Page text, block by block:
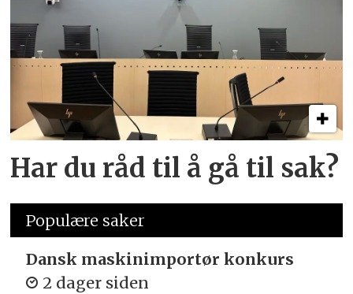
Har du råd til å gå til sak?
Populære saker
Dansk maskinimportør konkurs
2 dager siden